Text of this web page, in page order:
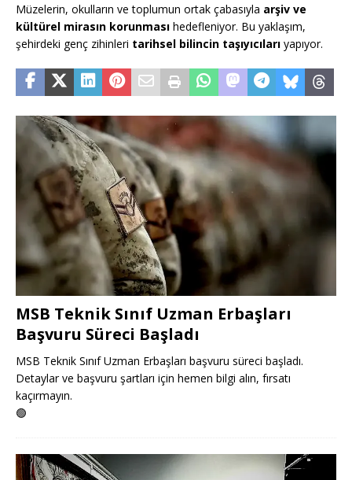
Müzelerin, okulların ve toplumun ortak çabasıyla arşiv ve
kültürel mirasın korunması hedefleniyor. Bu yaklaşım,
şehirdeki genç zihinleri tarihsel bilincin taşıyıcıları yapıyor.
MSB Teknik Sınıf Uzman Erbaşları
Başvuru Süreci Başladı
MSB Teknik Sınıf Uzman Erbaşları başvuru süreci başladı.
Detaylar ve başvuru şartları için hemen bilgi alın, fırsatı
kaçırmayın.
🟢